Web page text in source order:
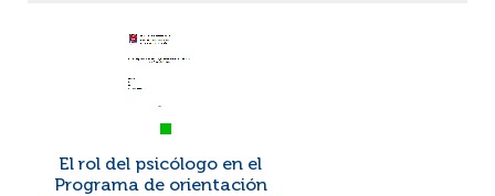
El rol del psicólogo en el
Programa de orientación